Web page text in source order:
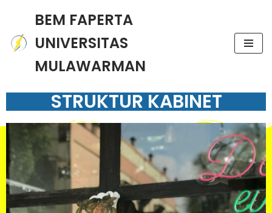
Skip
to
content
BEM FAPERTA
UNIVERSITAS
MULAWARMAN
STRUKTUR KABINET